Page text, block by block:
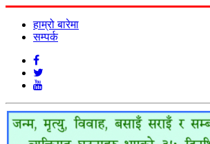
हाम्रो बारेमा
सम्पर्क